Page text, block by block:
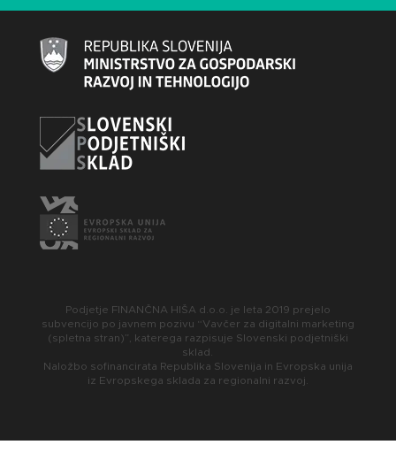
Podjetje FINANČNA HIŠA d.o.o. je leta 2019 prejelo
subvencijo po javnem pozivu “Vavčer za digitalni marketing
(spletna stran)”, katerega razpisuje Slovenski podjetniški
sklad.
Naložbo sofinancirata Republika Slovenija in Evropska unija
iz Evropskega sklada za regionalni razvoj.